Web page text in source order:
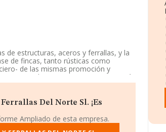
de estructuras, aceros y ferrallas, y la
de fincas, tanto rústicas como
de las mismas promoción y
privados y otros. La empresa está
CNAE como '%cnae%', código
, con número de identificación fiscal
Ombatillo Cl A, 1, (31591), en el
Del Norte Sl. ¡Es
Ampliado de esta empresa.